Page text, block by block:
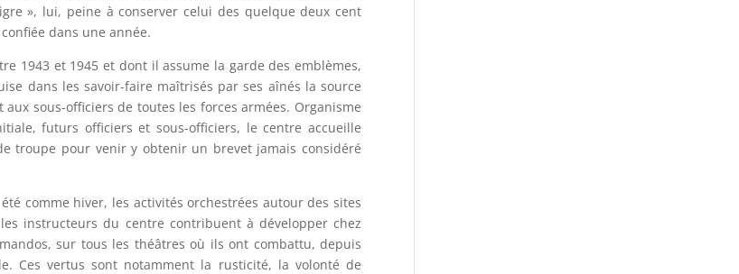
», lui, peine à conserver celui des quelque deux cent
dans une année.
1943 et 1945 et dont il assume la garde des emblèmes,
dans les savoir-faire maîtrisés par ses aînés la source
sous-officiers de toutes les forces armées. Organisme
futurs officiers et sous-officiers, le centre accueille
troupe pour venir y obtenir un brevet jamais considéré
comme hiver, les activités orchestrées autour des sites
instructeurs du centre contribuent à développer chez
sur tous les théâtres où ils ont combattu, depuis
Ces vertus sont notamment la rusticité, la volonté de